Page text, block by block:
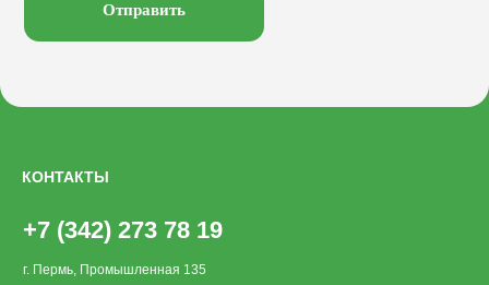
Отправить
КОНТАКТЫ
+7 (342) 273 78 19
г. Пермь, Промышленная 135